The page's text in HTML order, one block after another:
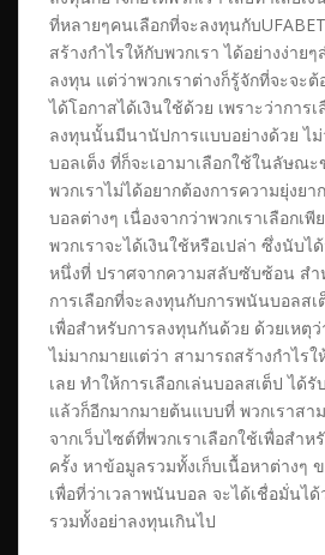
ที่หลายๆคนเลือกที่จะลงทุนกับ
สร้างกำไรให้กับพวกเรา ได้อย่างง่าย
ลงทุน แต่ว่าพวกเราต่างก็รู้จักที่จะจะต้
ได้โอกาสได้เงินใช้ด้วย เพราะว่าการ
ลงทุนนั้นมีนานัปการแบบอย่างด้วย ไ
บอลเต็ง ที่ก็จะเอามาเลือกใช้ในลัษณ
พวกเราไม่ได้อยากต้องการความยุ่งย
บอลต่างๆ เนื่องจากว่าพวกเราเลือกเพี
พวกเราจะได้เงินใช้หรือเปล่า ซึ่งนับไ
หนึ่งที่ ปราศจากความสลับซับซ้อน สำ
การเลือกที่จะลงทุนกับการพนันบอลส
เพื่อสำหรับการลงทุนกันด้วย ด้วยเหตุ
ไม่มากมายแต่ว่า สามารถสร้างกำไร
เลย ทำให้การเลือกเล่นบอลสเต็ป ได้
แล้วก็อีกมากมายต้นแบบที่ พวกเราสา
จากเว็บไซต์ที่พวกเราเลือกใช้เพื่อสำ
ครั้ง หาข้อมูลรวมทั้งเก็บเนื้อหาต่างๆ
เพื่อที่ว่าเวลาพนันบอล จะได้เชื่อมั่นได้
รวมทั้งอย่าลงทุนเกินไป